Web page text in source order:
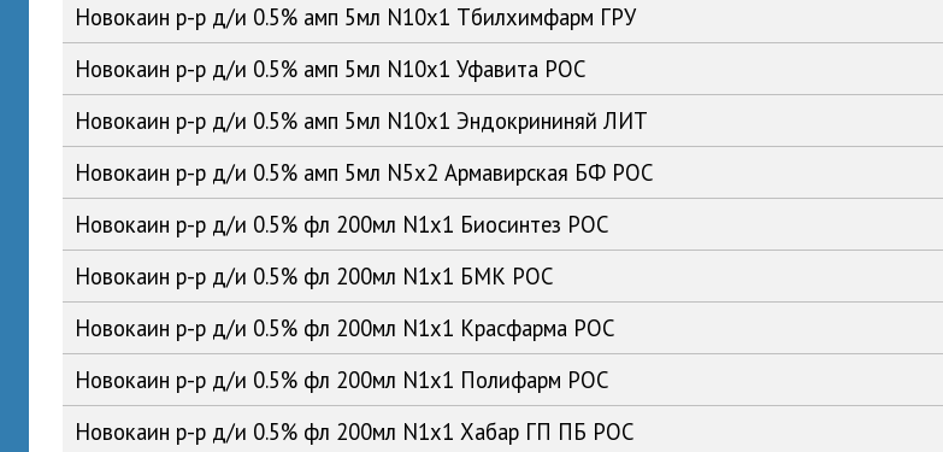
Новокаин р-р д/и 0.5% амп 5мл N10x1 Тбилхимфарм ГРУ
Новокаин р-р д/и 0.5% амп 5мл N10x1 Уфавита РОС
Новокаин р-р д/и 0.5% амп 5мл N10x1 Эндокрининяй ЛИТ
Новокаин р-р д/и 0.5% амп 5мл N5x2 Армавирская БФ РОС
Новокаин р-р д/и 0.5% фл 200мл N1x1 Биосинтез РОС
Новокаин р-р д/и 0.5% фл 200мл N1x1 БМК РОС
Новокаин р-р д/и 0.5% фл 200мл N1x1 Красфарма РОС
Новокаин р-р д/и 0.5% фл 200мл N1x1 Полифарм РОС
Новокаин р-р д/и 0.5% фл 200мл N1x1 Хабар ГП ПБ РОС